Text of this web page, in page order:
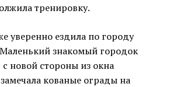
тренировку.
уверенно ездила по городу
знакомый городок
новой стороны из окна
кованые ограды на